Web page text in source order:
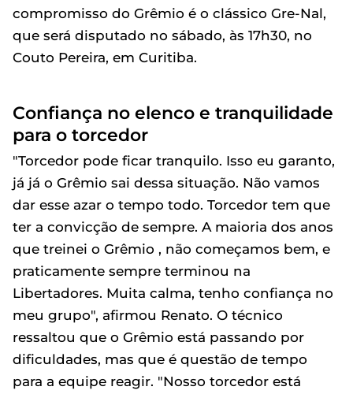
compromisso do Grêmio é o clássico Gre-Nal,
que será disputado no sábado, às 17h30, no
Couto Pereira, em Curitiba.
Confiança no elenco e tranquilidade
para o torcedor
"Torcedor pode ficar tranquilo. Isso eu garanto,
já já o Grêmio sai dessa situação. Não vamos
dar esse azar o tempo todo. Torcedor tem que
ter a convicção de sempre. A maioria dos anos
que treinei o Grêmio , não começamos bem, e
praticamente sempre terminou na
Libertadores. Muita calma, tenho confiança no
meu grupo", afirmou Renato. O técnico
ressaltou que o Grêmio está passando por
dificuldades, mas que é questão de tempo
para a equipe reagir. "Nosso torcedor está